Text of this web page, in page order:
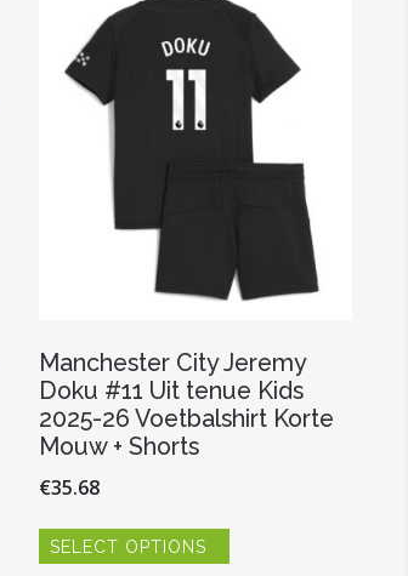
kan
gekozen
worden
productpagina
Manchester City Jeremy
Doku #11 Uit tenue Kids
2025-26 Voetbalshirt Korte
Mouw + Shorts
€35.68
SELECT OPTIONS